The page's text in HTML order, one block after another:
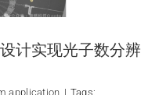
计实现光子数分辨
application | Tags: